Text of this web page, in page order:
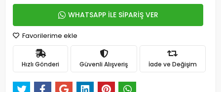
WHATSAPP İLE SİPARİŞ VER
Favorilerime ekle
Hızlı Gönderi Güvenli Alışveriş İade ve Değişim